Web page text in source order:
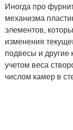
Иногда про
механизма
элементов,
изменения
подвесы и
учетом веса
числом камер в